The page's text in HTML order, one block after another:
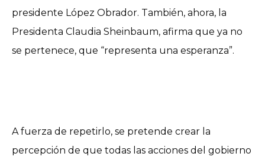
presidente López Obrador. También, ahora, la
Presidenta Claudia Sheinbaum, afirma que ya no
se pertenece, que “representa una esperanza”.
A fuerza de repetirlo, se pretende crear la
percepción de que todas las acciones del gobierno